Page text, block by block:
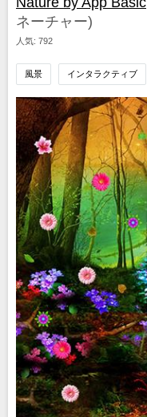
ネーチャー)
人気: 792
風景 インタラクティブ